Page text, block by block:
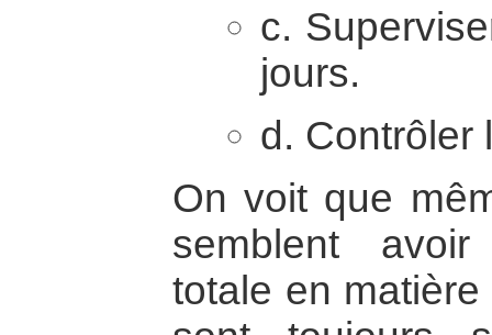
c.
jours.
d. Contrôler
On voit que
semblent
totale en